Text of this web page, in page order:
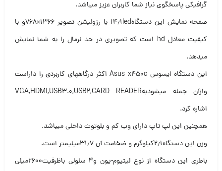
گرافیکی پاسخگوی نیاز شما کاربران عزیز میباشد.
صفحه نمایش این دستگاه۱۴٫۱led با رزولیشن تصویر ۱۳۶۶×۷۶۸و با
کیفیت معادل hd است که تصویری در حد نرمال را به شما نمایش
میدهد.
این دستگاه ایسوس Asus x450c اکثر درگاههای کاربردی را داراست
وازآن جمله میشودبهVGA,HDMI,USB3.0,USB2,CARD READER
اشاره کرد.
همچنین این لپ تاپ دارای وب کم و بلوتوث داخلی میباشد.
وزن این دستگاه۲٫۱کیلوگرم و ضخامت آن ۳۱٫۷میلیمتر است.
باطری این دستگاه از نوع لیتیوم-یون و۴ سلولی باظرفیت۲۶۰۰میلی